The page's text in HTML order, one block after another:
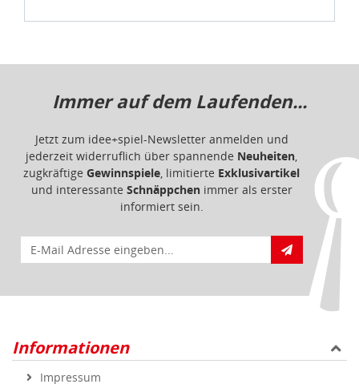
Immer auf dem Laufenden...
Jetzt zum idee+spiel-Newsletter anmelden und
jederzeit widerruflich über spannende Neuheiten,
zugkräftige Gewinnspiele, limitierte Exklusivartikel
und interessante Schnäppchenimmer als erster
informiert sein.
E-Mail für Newsletteranmeldung
Informationen
Impressum